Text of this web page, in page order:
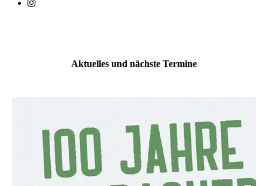
Aktuelles und nächste Termine